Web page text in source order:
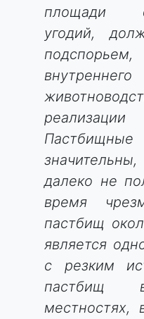
площади
угодий,
Пастбищные
далеко не
время
пастбищ
является
с резким
пастбищ в
местностях,